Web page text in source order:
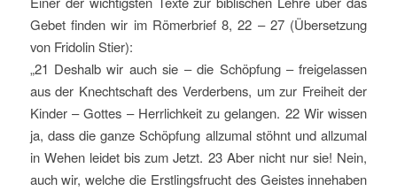
Gebet finden wir im Römerbrief 8, 22 – 27 (Übersetzung
von Fridolin Stier):
„21 Deshalb wir auch sie – die Schöpfung – freigelassen
aus der Knechtschaft des Verderbens, um zur Freiheit der
Kinder – Gottes – Herrlichkeit zu gelangen. 22 Wir wissen
ja, dass die ganze Schöpfung allzumal stöhnt und allzumal
in Wehen leidet bis zum Jetzt. 23 Aber nicht nur sie! Nein,
auch wir, welche die Erstlingsfrucht des Geistes innehaben